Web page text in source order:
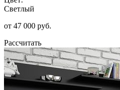
Светлый
от 47 000 руб.
Рассчитать